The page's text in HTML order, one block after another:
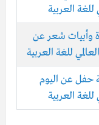
للغة العربية
وأبيات شعر عن
للغة العربية
حفل عن اليوم
للغة العربية